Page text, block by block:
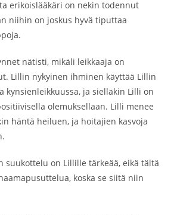
erikoislääkäri on nekin todennut
niihin on joskus hyvä tiputtaa
nätisti, mikäli leikkaaja on
Lillin nykyinen ihminen käyttää Lillin
kynsienleikkuussa, ja sielläkin Lilli on
olemuksellaan. Lilli menee
häntä heiluen, ja hoitajien kasvoja
suukottelu on Lillille tärkeää, eikä tältä
koska se siitä niin